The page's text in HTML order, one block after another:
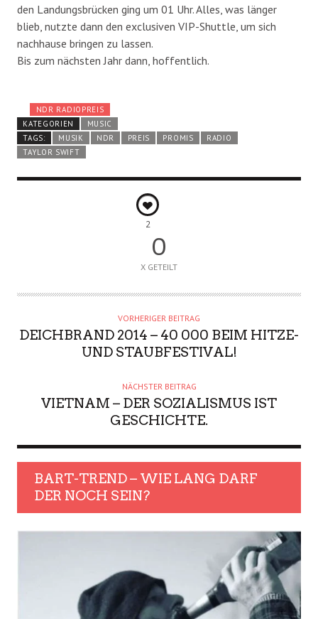
den Landungsbrücken ging um 01 Uhr. Alles, was länger
blieb, nutzte dann den exclusiven VIP-Shuttle, um sich
nachhause bringen zu lassen.
Bis zum nächsten Jahr dann, hoffentlich.
NDR RADIOPREIS
KATEGORIEN
MUSIC
TAGS:
MUSIK NDR PREIS PROMIS
RADIO
TAYLOR SWIFT
2
0
X GETEILT
VORHERIGER BEITRAG
DEICHBRAND 2014 – 40 000 BEIM HITZE-
UND STAUBFESTIVAL!
NÄCHSTER BEITRAG
VIETNAM – DER SOZIALISMUS IST
GESCHICHTE.
BART-TREND – WIE LANG DARF
DER NOCH SEIN?